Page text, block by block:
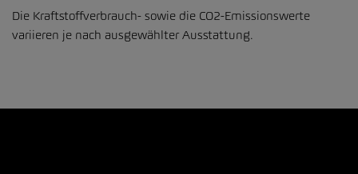
Die Kraftstoffverbrauch- sowie die CO2-Emissionswerte
variieren je nach ausgewählter Ausstattung.